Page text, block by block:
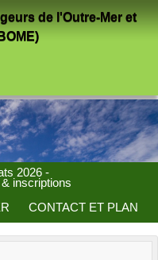
de l'Outre-Mer et
2026 -
inscriptions
CONTACT ET PLAN